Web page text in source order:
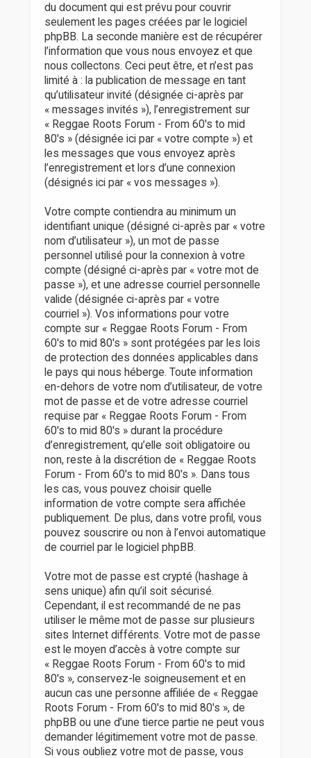
du document qui est prévu pour couvrir
seulement les pages créées par le logiciel
phpBB. La seconde manière est de récupérer
l’information que vous nous envoyez et que
nous collectons. Ceci peut être, et n’est pas
limité à : la publication de message en tant
qu’utilisateur invité (désignée ci-après par
« messages invités »), l’enregistrement sur
« Reggae Roots Forum - From 60's to mid
80's » (désignée ici par « votre compte ») et
les messages que vous envoyez après
l’enregistrement et lors d’une connexion
(désignés ici par « vos messages »).
Votre compte contiendra au minimum un
identifiant unique (désigné ci-après par « votre
nom d’utilisateur »), un mot de passe
personnel utilisé pour la connexion à votre
compte (désigné ci-après par « votre mot de
passe »), et une adresse courriel personnelle
valide (désignée ci-après par « votre
courriel »). Vos informations pour votre
compte sur « Reggae Roots Forum - From
60's to mid 80's » sont protégées par les lois
de protection des données applicables dans
le pays qui nous héberge. Toute information
en-dehors de votre nom d’utilisateur, de votre
mot de passe et de votre adresse courriel
requise par « Reggae Roots Forum - From
60's to mid 80's » durant la procédure
d’enregistrement, qu’elle soit obligatoire ou
non, reste à la discrétion de « Reggae Roots
Forum - From 60's to mid 80's ». Dans tous
les cas, vous pouvez choisir quelle
information de votre compte sera affichée
publiquement. De plus, dans votre profil, vous
pouvez souscrire ou non à l’envoi automatique
de courriel par le logiciel phpBB.
Votre mot de passe est crypté (hashage à
sens unique) afin qu’il soit sécurisé.
Cependant, il est recommandé de ne pas
utiliser le même mot de passe sur plusieurs
sites Internet différents. Votre mot de passe
est le moyen d’accès à votre compte sur
« Reggae Roots Forum - From 60's to mid
80's », conservez-le soigneusement et en
aucun cas une personne affiliée de « Reggae
Roots Forum - From 60's to mid 80's », de
phpBB ou une d’une tierce partie ne peut vous
demander légitimement votre mot de passe.
Si vous oubliez votre mot de passe, vous